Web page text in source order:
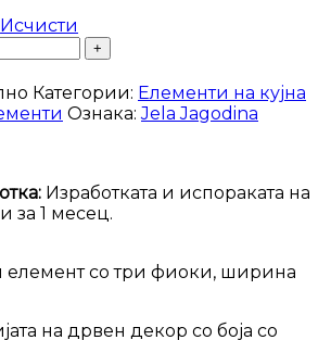
Исчисти
Категории: Елементи на кујна
Ознака:Jela Jagodina
Изработката и испораката на
за 1 месец.
елемент со три фиоки, ширина
на дрвен декор со боја со